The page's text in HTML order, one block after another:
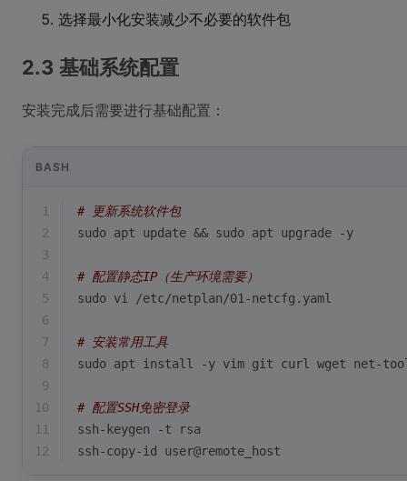
选择最小化安装减少不必要的软件包
2.3 基础系统配置
安装完成后需要进行基础配置：
BASH
1
# 更新系统软件包
2
sudo apt update && sudo apt upgrade -y
3
4
# 配置静态IP（生产环境需要）
5
sudo vi /etc/netplan/01-netcfg.yaml
6
7
# 安装常用工具
8
sudo apt install -y vim git curl wget net-
9
10
# 配置SSH免密登录
11
ssh-keygen -t rsa
12
ssh-copy-id user@remote_host